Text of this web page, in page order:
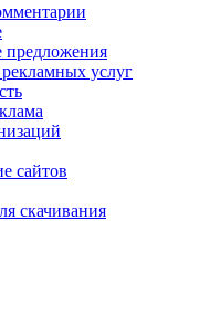
услуг
сайтов
скачивания